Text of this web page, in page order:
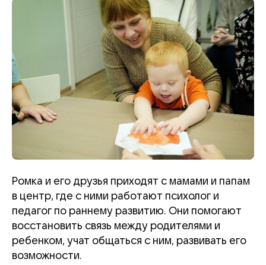
Ромка и его друзья приходят с мамами и папам
в центр, где с ними работают психолог и
педагог по раннему развитию. Они помогают
восстановить связь между родителями и
ребенком, учат общаться с ним, развивать его
возможности.